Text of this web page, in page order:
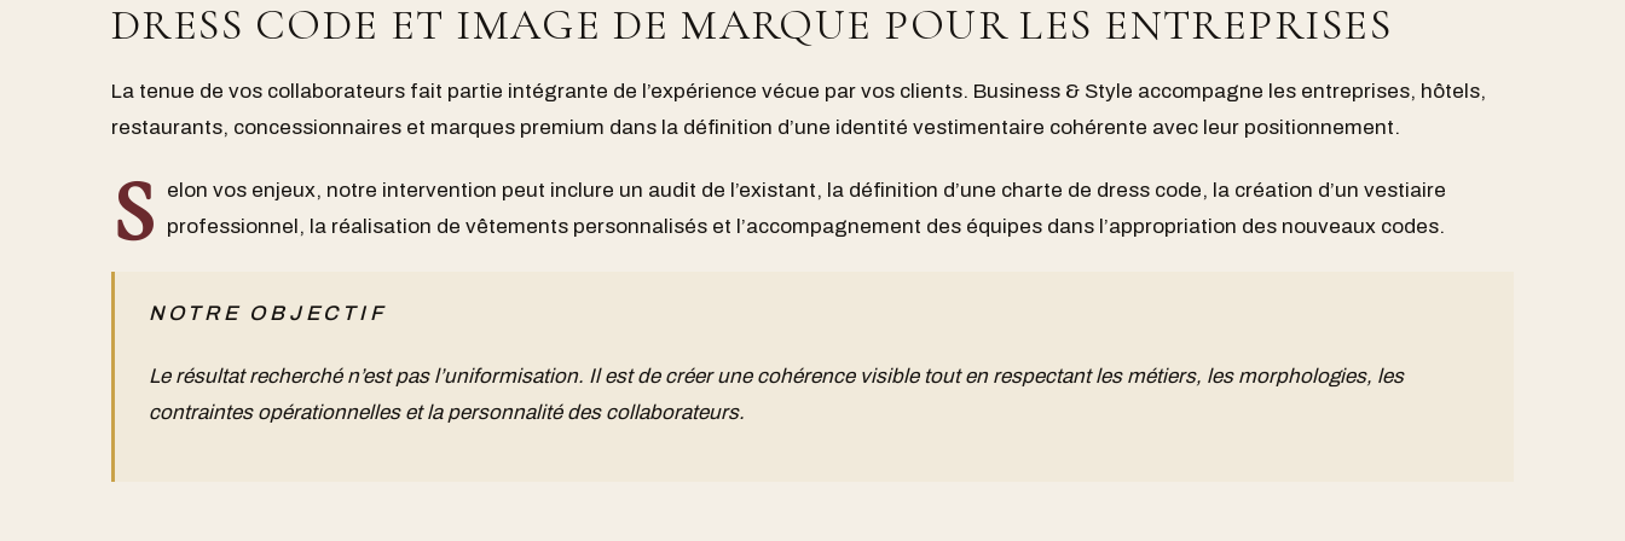
DRESS CODE ET IMAGE DE MARQUE POUR LES ENTREPRISES
La tenue de vos collaborateurs fait partie intégrante de l’expérience vécue par vos clients. Business & Style accompagne les entreprises, hôtels,
restaurants, concessionnaires et marques premium dans la définition d’une identité vestimentaire cohérente avec leur positionnement.
S
elon vos enjeux, notre intervention peut inclure un audit de l’existant, la définition d’une charte de dress code, la création d’un vestiaire
professionnel, la réalisation de vêtements personnalisés et l’accompagnement des équipes dans l’appropriation des nouveaux codes.
NOTRE OBJECTIF
Le résultat recherché n’est pas l’uniformisation. Il est de créer une cohérence visible tout en respectant les métiers, les morphologies, les
contraintes opérationnelles et la personnalité des collaborateurs.